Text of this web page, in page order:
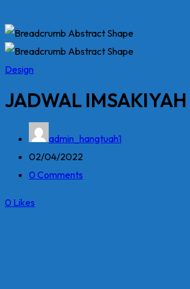
Design
JADWAL
admin_hangtuah1
02/04/2022
0 Comments
0 Likes